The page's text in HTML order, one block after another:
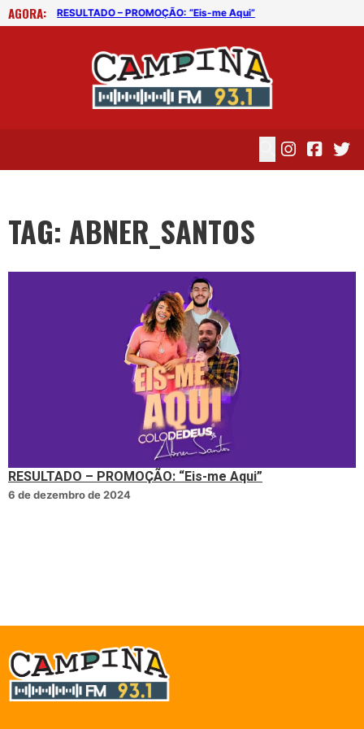
AGORA: RESULTADO – PROMOÇÃO: “Eis-me Aqui”
TAG: ABNER_SANTOS
RESULTADO – PROMOÇÃO: “Eis-me Aqui”
6 de dezembro de 2024